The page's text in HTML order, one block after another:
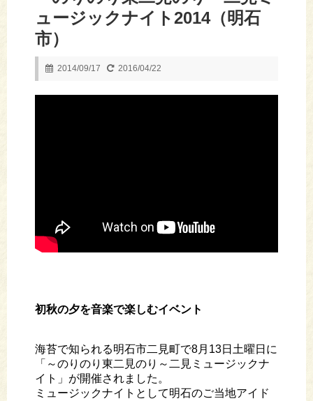
ュージックナイト2014（明石
市）
2014/09/17 2016/04/22
初秋の夕を音楽で楽しむイベント
海苔で知られる明石市二見町で8月13日土曜日に
「～のりのり東二見のり～二見ミュージックナ
イト」が開催されました。
ミュージックナイトとして明石のご当地アイド